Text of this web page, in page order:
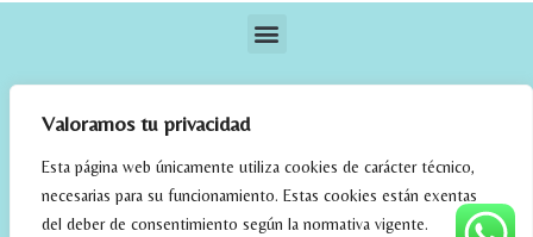
Valoramos tu privacidad
Esta página web únicamente utiliza cookies de carácter técnico,
necesarias para su funcionamiento. Estas cookies están exentas
del deber de consentimiento según la normativa vigente.
elrincondefehmi.com © 2023. Designed By W Media